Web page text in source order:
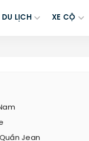
DU LỊCH XE CỘ
Jean